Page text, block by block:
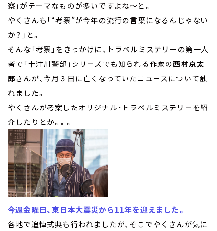
察」がテーマなものが多いですよね～と。
やくさんも「“考察”が今年の流行の言葉になるんじゃない
か？」と。
そんな「考察」をきっかけに、トラベルミステリーの第一人
者で「十津川警部」シリーズでも知られる作家の西村京太
郎さんが、今月３日に亡くなっていたニュースについて触
れました。
やくさんが考案したオリジナル・トラベルミステリーを紹
介したりとか。。。
今週金曜日、東日本大震災から11年を迎えました。
各地で追悼式典も行われましたが、そこでやくさんが気に